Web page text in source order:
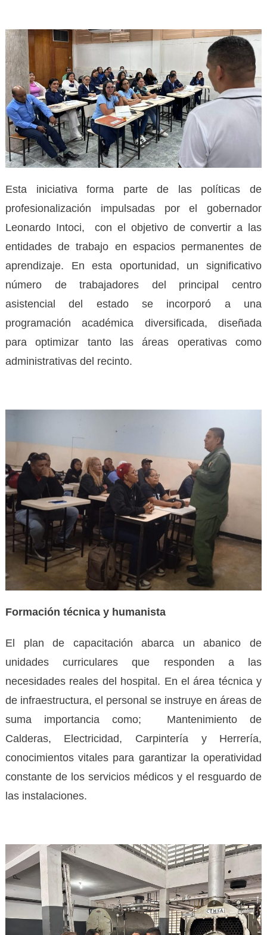
Esta iniciativa forma parte de las políticas de
profesionalización impulsadas por el gobernador
Leonardo Intoci, con el objetivo de convertir a las
entidades de trabajo en espacios permanentes de
aprendizaje. En esta oportunidad, un significativo
número de trabajadores del principal centro
asistencial del estado se incorporó a una
programación académica diversificada, diseñada
para optimizar tanto las áreas operativas como
administrativas del recinto.
Formación técnica y humanista
El plan de capacitación abarca un abanico de
unidades curriculares que responden a las
necesidades reales del hospital. En el área técnica y
de infraestructura, el personal se instruye en áreas de
suma importancia como; Mantenimiento de
Calderas, Electricidad, Carpintería y Herrería,
conocimientos vitales para garantizar la operatividad
constante de los servicios médicos y el resguardo de
las instalaciones.